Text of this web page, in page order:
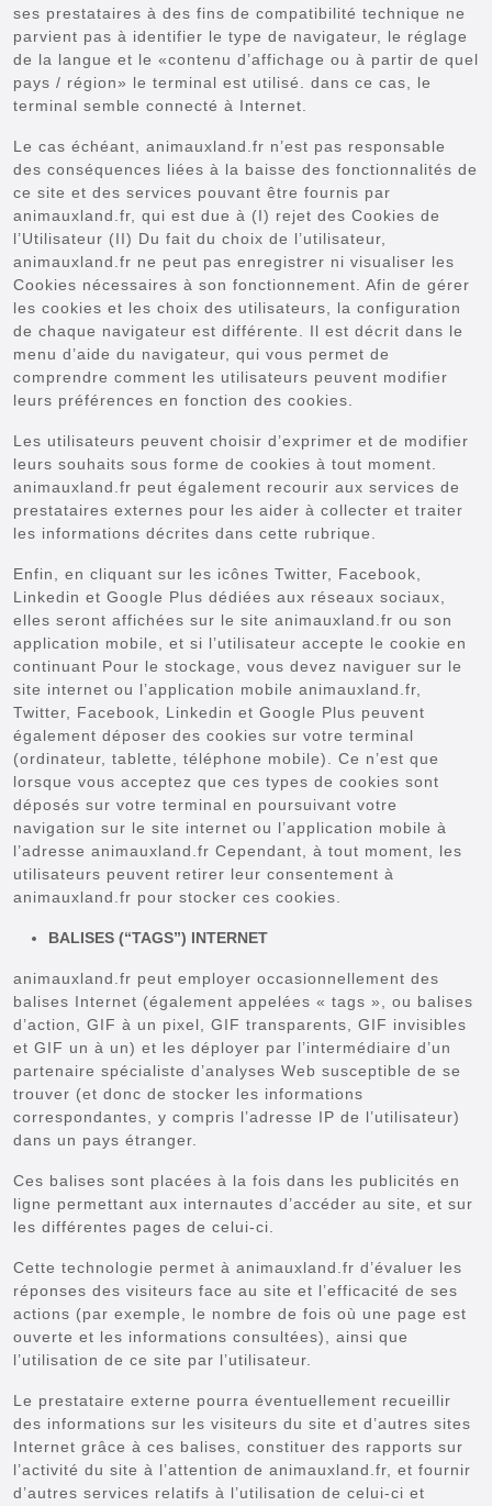
ses prestataires à des fins de compatibilité technique ne
parvient pas à identifier le type de navigateur, le réglage
de la langue et le «contenu d’affichage ou à partir de quel
pays / région» le terminal est utilisé. dans ce cas, le
terminal semble connecté à Internet.
Le cas échéant, animauxland.fr n’est pas responsable
des conséquences liées à la baisse des fonctionnalités de
ce site et des services pouvant être fournis par
animauxland.fr, qui est due à (I) rejet des Cookies de
l’Utilisateur (II) Du fait du choix de l’utilisateur,
animauxland.fr ne peut pas enregistrer ni visualiser les
Cookies nécessaires à son fonctionnement. Afin de gérer
les cookies et les choix des utilisateurs, la configuration
de chaque navigateur est différente. Il est décrit dans le
menu d’aide du navigateur, qui vous permet de
comprendre comment les utilisateurs peuvent modifier
leurs préférences en fonction des cookies.
Les utilisateurs peuvent choisir d’exprimer et de modifier
leurs souhaits sous forme de cookies à tout moment.
animauxland.fr peut également recourir aux services de
prestataires externes pour les aider à collecter et traiter
les informations décrites dans cette rubrique.
Enfin, en cliquant sur les icônes Twitter, Facebook,
Linkedin et Google Plus dédiées aux réseaux sociaux,
elles seront affichées sur le site animauxland.fr ou son
application mobile, et si l’utilisateur accepte le cookie en
continuant Pour le stockage, vous devez naviguer sur le
site internet ou l’application mobile animauxland.fr,
Twitter, Facebook, Linkedin et Google Plus peuvent
également déposer des cookies sur votre terminal
(ordinateur, tablette, téléphone mobile). Ce n’est que
lorsque vous acceptez que ces types de cookies sont
déposés sur votre terminal en poursuivant votre
navigation sur le site internet ou l’application mobile à
l’adresse animauxland.fr Cependant, à tout moment, les
utilisateurs peuvent retirer leur consentement à
animauxland.fr pour stocker ces cookies.
BALISES (“TAGS”) INTERNET
animauxland.fr peut employer occasionnellement des
balises Internet (également appelées « tags », ou balises
d’action, GIF à un pixel, GIF transparents, GIF invisibles
et GIF un à un) et les déployer par l’intermédiaire d’un
partenaire spécialiste d’analyses Web susceptible de se
trouver (et donc de stocker les informations
correspondantes, y compris l’adresse IP de l’utilisateur)
dans un pays étranger.
Ces balises sont placées à la fois dans les publicités en
ligne permettant aux internautes d’accéder au site, et sur
les différentes pages de celui-ci.
Cette technologie permet à animauxland.fr d’évaluer les
réponses des visiteurs face au site et l’efficacité de ses
actions (par exemple, le nombre de fois où une page est
ouverte et les informations consultées), ainsi que
l’utilisation de ce site par l’utilisateur.
Le prestataire externe pourra éventuellement recueillir
des informations sur les visiteurs du site et d’autres sites
Internet grâce à ces balises, constituer des rapports sur
l’activité du site à l’attention de animauxland.fr, et fournir
d’autres services relatifs à l’utilisation de celui-ci et